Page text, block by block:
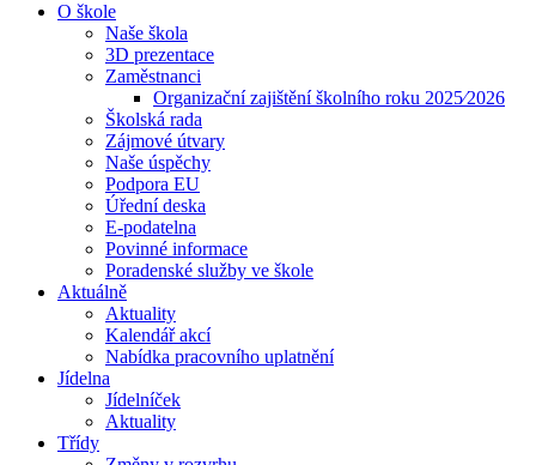
O škole
Naše škola
3D prezentace
Zaměstnanci
Organizační zajištění školního roku 2025⁄2026
Školská rada
Zájmové útvary
Naše úspěchy
Podpora EU
Úřední deska
E-podatelna
Povinné informace
Poradenské služby ve škole
Aktuálně
Aktuality
Kalendář akcí
Nabídka pracovního uplatnění
Jídelna
Jídelníček
Aktuality
Třídy